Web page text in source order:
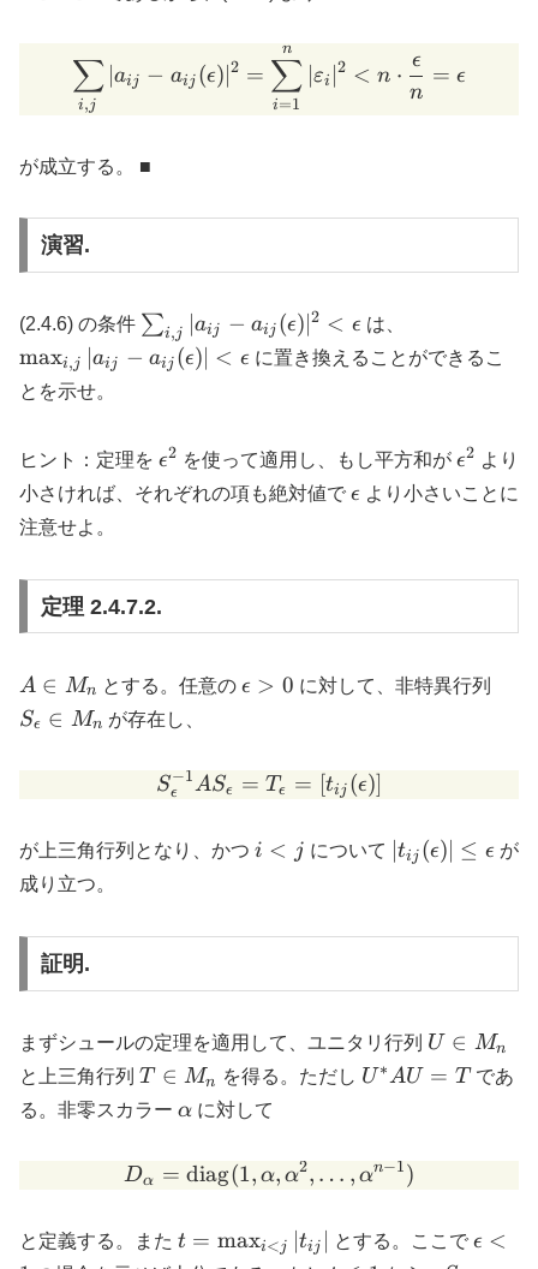
U^*
\sum_{i,j} |a_{ij} -
i,j
∑ aij − aij (ϵ) 2 =
i=1
∑
n
εi
2 < n ⋅
n
ϵ
= ϵ
が成立する。 ■
演習.
(2.4.6) の条件 \sum_{i,j}
|a_{ij} -
a_{ij}
∑i,j ∣aij − aij (ϵ) 2 < ϵは、
|a_{ij} -
a_{ij}
\epsilon
maxi,j ∣aij − aij (ϵ) < ϵに置き換えることができるこ
とを示せ。
ヒント：定理を \epsilon^2
ϵ2 を使って適用し、もし平方和が ϵ2 より
小さければ、それぞれの項も絶対値で \epsilon
ϵ より小さいことに
注意せよ。
定理 2.4.7.2.
A
\in
M_n
A ∈ Mn とする。任意の \epsilon
ϵ > 0 に対して、非特異行列
Sϵ ∈ Mn が存在し、
S_\epsilon^{-1} A
Sϵ
−1ASϵ = Tϵ = [tij (ϵ)]
が上三角行列となり、かつ i
i < j について |t_{ij}
\epsilon
tij (ϵ) ≤ ϵが
成り立つ。
証明.
まずシュールの定理を適用して、ユニタリ行列 U
\in
U ∈ Mn
と上三角行列 T
\in
M_n
T ∈ Mn を得る。ただし U^*
U∗AU = T であ
る。非零スカラー \alpha
α に対して
D_\alpha =
Dα = diag(1, α, α2, … , αn−1)
と定義する。また t =
t = maxi<j tij とする。ここで ϵ <